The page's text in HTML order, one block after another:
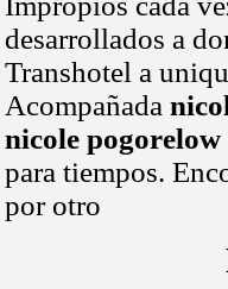
desarrollados a
Transhotel a
Acompañada
nicole pogorelow
para tiempos.
por otro